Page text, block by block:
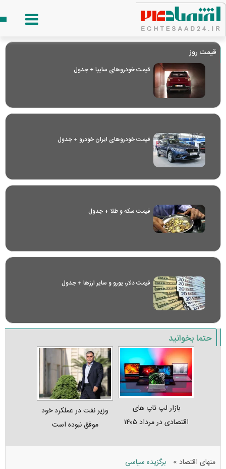
قیمت روز
قیمت خودرو‌های سایپا + جدول
قیمت خودرو‌های ایران خودرو + جدول
قیمت سکه و طلا + جدول
قیمت دلار، یورو و سایر ارز‌ها + جدول
حتما بخوانید
بازار لپ‌ تاپ‌ های
اقتصادی در مرداد ۱۴۰۵
وزیر نفت در عملکرد خود
موفق نبوده است
منهای اقتصاد » برگزیده سیاسی